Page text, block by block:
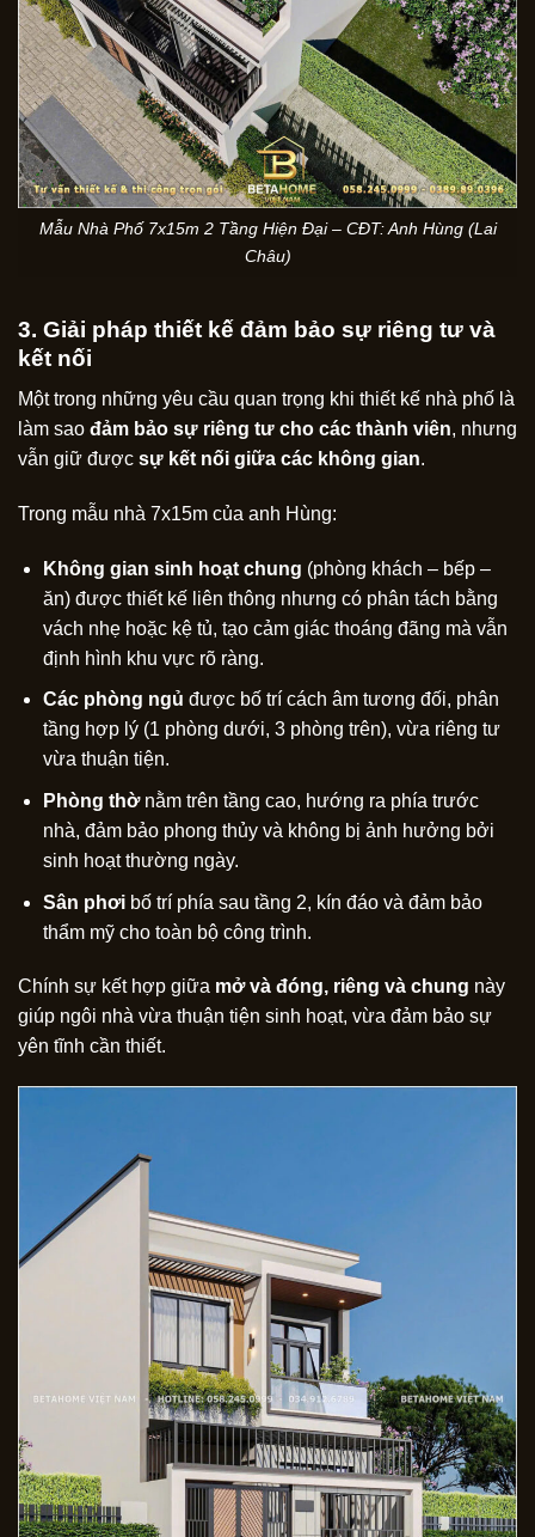
Mẫu Nhà Phố 7x15m 2 Tầng Hiện Đại – CĐT: Anh Hùng (Lai
Châu)
3. Giải pháp thiết kế đảm bảo sự riêng tư và
kết nối
Một trong những yêu cầu quan trọng khi thiết kế nhà phố là
làm sao đảm bảo sự riêng tư cho các thành viên, nhưng
vẫn giữ được sự kết nối giữa các không gian.
Trong mẫu nhà 7x15m của anh Hùng:
Không gian sinh hoạt chung (phòng khách – bếp –
ăn) được thiết kế liên thông nhưng có phân tách bằng
vách nhẹ hoặc kệ tủ, tạo cảm giác thoáng đãng mà vẫn
định hình khu vực rõ ràng.
Các phòng ngủ được bố trí cách âm tương đối, phân
tầng hợp lý (1 phòng dưới, 3 phòng trên), vừa riêng tư
vừa thuận tiện.
Phòng thờnằm trên tầng cao, hướng ra phía trước
nhà, đảm bảo phong thủy và không bị ảnh hưởng bởi
sinh hoạt thường ngày.
Sân phơibố trí phía sau tầng 2, kín đáo và đảm bảo
thẩm mỹ cho toàn bộ công trình.
Chính sự kết hợp giữa mở và đóng, riêng và chung này
giúp ngôi nhà vừa thuận tiện sinh hoạt, vừa đảm bảo sự
yên tĩnh cần thiết.